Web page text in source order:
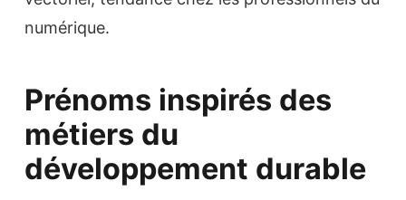
numérique.
Prénoms inspirés des
métiers du
développement durable